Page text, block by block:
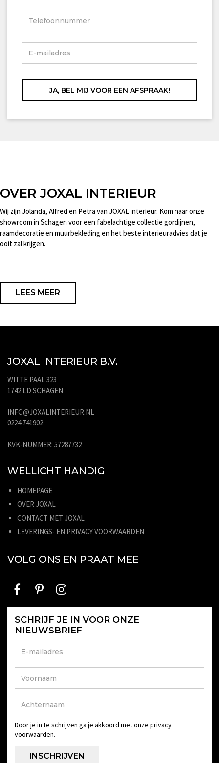
OVER JOXAL INTERIEUR
Wij zijn Jolanda, Alfred en Petra van JOXAL interieur. Kom naar onze
showroom in Schagen voor een fabelachtige collectie gordijnen,
raamdecoratie en muurbekleding en het beste interieuradvies dat je
ooit zal krijgen.
LEES MEER
JOXAL INTERIEUR B.V.
WITTE PAAL 323
1742 LD SCHAGEN
INFO@JOXALINTERIEUR.NL
0224 741902
KVK-NUMMER: 57287732
WELLICHT HANDIG
HOMEPAGE
OVER JOXAL
CONTACT MET JOXAL
LEVERINGS- EN PRIVACY VOORWAARDEN
VOLG ONS EN PRAAT MEE
SCHRIJF JE IN VOOR ONZE
NIEUWSBRIEF
Door je in te schrijven ga je akkoord met onze privacy
voorwaarden.